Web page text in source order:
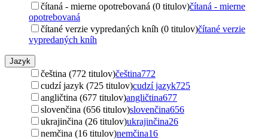
čítaná - mierne opotrebovaná (0 titulov)čítaná - mierne
opotrebovaná
čítané verzie vypredaných kníh (0 titulov)čítané verzie
vypredaných kníh
Jazyk
čeština (772 titulov)čeština772
cudzí jazyk (725 titulov)cudzí jazyk725
angličtina (677 titulov)angličtina677
slovenčina (656 titulov)slovenčina656
ukrajinčina (26 titulov)ukrajinčina26
nemčina (16 titulov)nemčina16